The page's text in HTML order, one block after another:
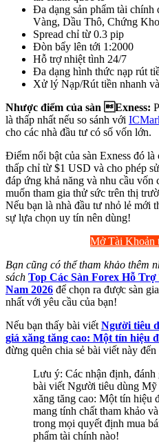
Đa dạng sản phẩm tài chính
Vàng, Dầu Thô, Chứng
Spread chỉ từ 0.3 pip
Đòn bẩy lên tới 1:2000
Hỗ trợ nhiệt tình 24/7
Đa dạng hình thức nạp rút
Xử lý Nạp/Rút tiền nhanh
Nhược điểm của sàn Exness:
là thấp nhất nếu so sánh với
cho các nhà đầu tư có số vốn lớn.
Điểm nổi bật của sàn Exness đó
thấp chỉ từ $1 USD và cho phép
đáp ứng khả năng và nhu cầu vốn
muốn tham gia thử sức trên thị
Nếu bạn là nhà đầu tư nhỏ lẻ mới
sự lựa chọn uy tín nên dùng!
Mở Tài Khoản
Bạn cũng có thể tham khảo thêm
sách Top Các Sàn Forex Hỗ
Nam 2026 để chọn ra được sàn
nhất với yêu cầu của bạn!
Nếu bạn thấy bài viết Người tiêu
giá xăng tăng cao: Một tín hiệu
đừng quên chia sẻ bài viết này đến
Lưu ý: Các nhận định,
bài viết Người tiêu dùng Mỹ
xăng tăng cao: Một tín hiệu
mang tính chất tham khảo
trong mọi quyết định mua
phẩm tài chính nào!